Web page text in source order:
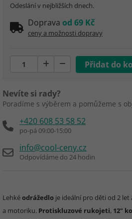
Odeslání v nejbližších dnech.
Doprava od 69 Kč
ceny a možnosti dopravy
Nevíte si rady?
Poradíme s výběrem a pomůžeme s
+420 608 53 58 52
po-pá 09:00-15:00
info@cool-ceny.cz
Odpovídáme do 24 hodin
Lehkéodrážedlo je ideální pro děti od 2
a motoriku. Protiskluzové rukojeti, 12"